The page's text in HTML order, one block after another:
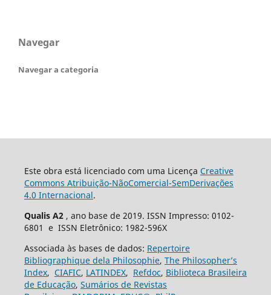
Navegar
Navegar a categoria
Este obra está licenciado com uma Licença Creative
Commons Atribuição-NãoComercial-SemDerivações
4.0 Internacional.
Qualis A2 , ano base de 2019. ISSN Impresso: 0102-
6801 e ISSN Eletrônico: 1982-596X
Associada às bases de dados: Repertoire
Bibliographique dela Philosophie, The Philosopher’s
Index, CIAFIC, LATINDEX, Refdoc, Biblioteca Brasileira
de Educação, Sumários de Revistas